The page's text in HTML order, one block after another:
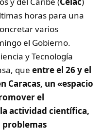
horas para una
varios
el Gobierno.
y Tecnología
que entre el 26 y el
Caracas, un «espacio
el
actividad científica,
problemas